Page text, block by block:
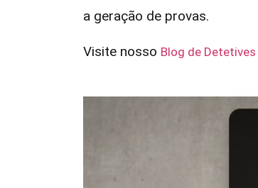
a geração de provas.
Visite nosso Blog de Detetives